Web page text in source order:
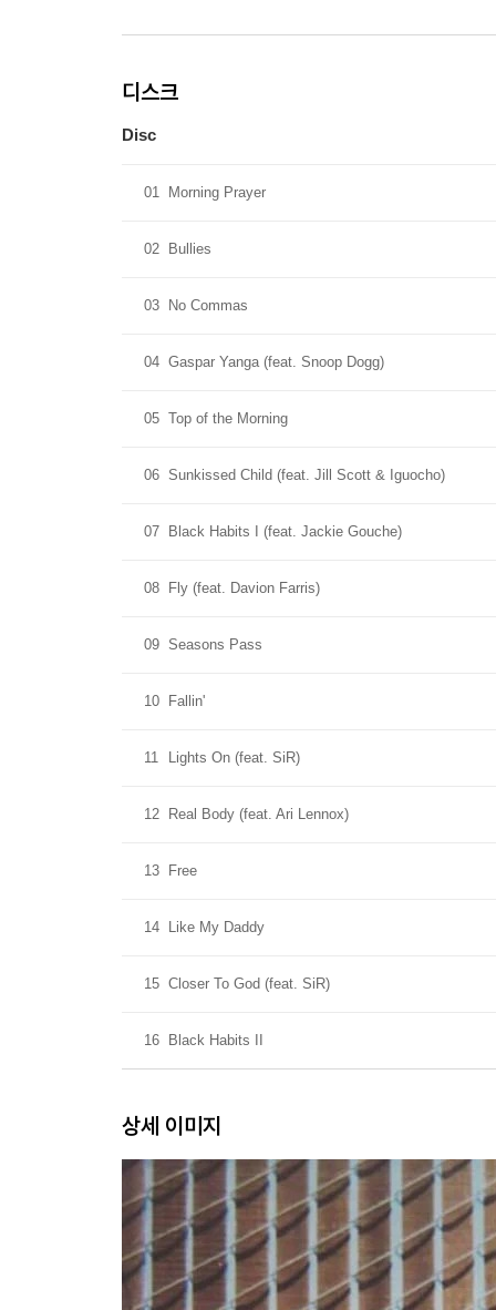
디스크
Disc
01 Morning Prayer
02 Bullies
03 No Commas
04 Gaspar Yanga (feat. Snoop Dogg)
05 Top of the Morning
06 Sunkissed Child (feat. Jill Scott & Iguocho)
07 Black Habits I (feat. Jackie Gouche)
08 Fly (feat. Davion Farris)
09 Seasons Pass
10 Fallin'
11 Lights On (feat. SiR)
12 Real Body (feat. Ari Lennox)
13 Free
14 Like My Daddy
15 Closer To God (feat. SiR)
16 Black Habits II
상세 이미지